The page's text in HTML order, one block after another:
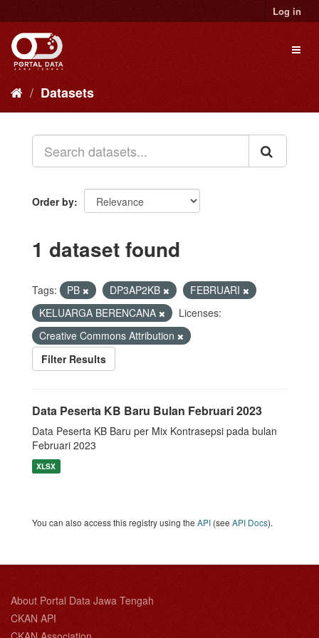
to
content
Log in
Datasets
Order by
1 dataset found
Tags: PB DP3AP2KB
FEBRUARI
KELUARGA BERENCANA
Licenses:
Creative Commons Attribution
Filter Results
Data Peserta KB Baru Bulan Februari 2023
Data Peserta KB Baru per Mix Kontrasepsi pada bulan
Februari 2023
XLSX
You can also access this registry using the API (see API Docs).
About Portal Data Jawa Tengah
CKAN API